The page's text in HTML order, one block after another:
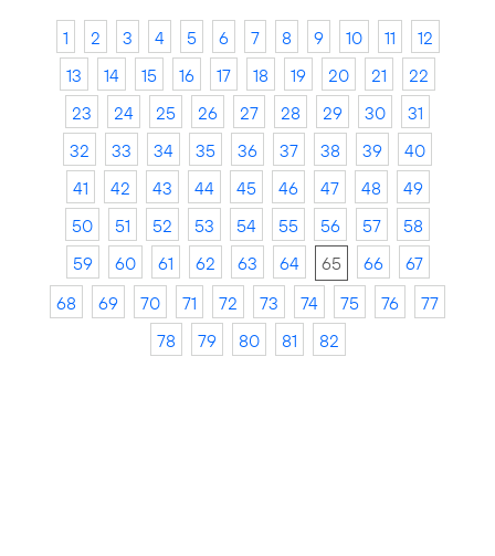
1 2 3 4 5 6 7 8 9 10 11
12
13
14 15 16 17 18 19 20 21
22
23
24 25 26 27 28 29 30
31
32
33 34 35 36 37 38 39
40
41
42 43 44 45 46 47 48
49
50
51 52 53 54 55 56 57
58
59
60 61 62 63 64 65 66
67
68
69 70 71 72 73 74 75 76
77
78
79 80 81 82